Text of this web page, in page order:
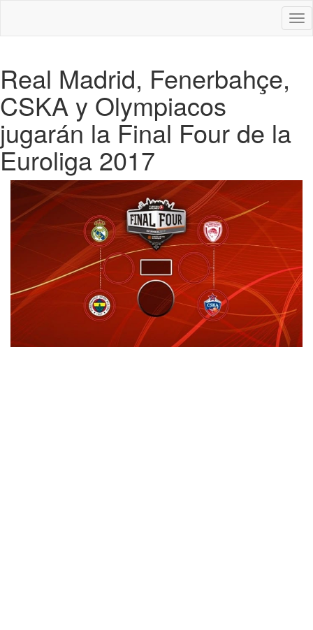
Real Madrid, Fenerbahçe,
CSKA y Olympiacos
jugarán la Final Four de la
Euroliga 2017